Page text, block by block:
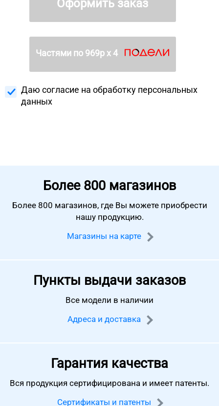
Оформить заказ
Частями по 969р х 4
Даю согласие на обработку персональных
данных
Более 800 магазинов
Более 800 магазинов, где Вы можете приобрести
нашу продукцию.
Магазины на карте
Пункты выдачи заказов
Все модели в наличии
Адреса и доставка
Гарантия качества
Вся продукция сертифицирована и имеет патенты.
Сертификаты и патенты